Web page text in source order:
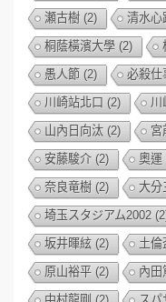
瀬古樹 (2) 清水心
桐蔭橫濱大學 (2)
愚人節 (2) 必殺仕
川崎站北口 (2) 川
山內日向汰 (2) 宮
安藤駿介 (2) 奧運
奈良竜樹 (2) 大分
埼玉スタジアム2002
坂井暉絃 (2) 土倫
原山裕平 (2) 內田